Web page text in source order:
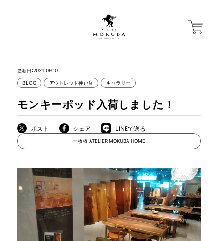
店舗から探す
MOKUBA について
商品情報
更新日:2021.09.10
BLOG アウトレット神戸店 ギャラリー
モンキーポッド入荷しました！
ポスト シェア LINEで送る
一枚板 ATELIER MOKUBA HOME